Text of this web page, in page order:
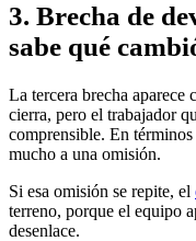
3. Brecha de
sabe qué
La tercera brecha aparece
cierra, pero el trabajador
comprensible. En
mucho a una omisión.
Si esa omisión se repite, el
terreno, porque el equipo
desenlace.